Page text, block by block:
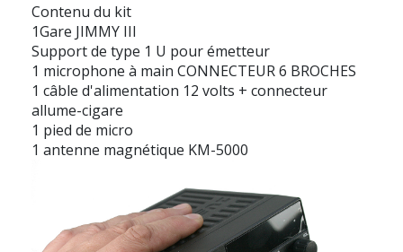
Contenu du kit
1Gare JIMMY III
Support de type 1 U pour émetteur
1 microphone à main CONNECTEUR 6 BROCHES
1 câble d'alimentation 12 volts + connecteur
allume-cigare
1 pied de micro
1 antenne magnétique KM-5000